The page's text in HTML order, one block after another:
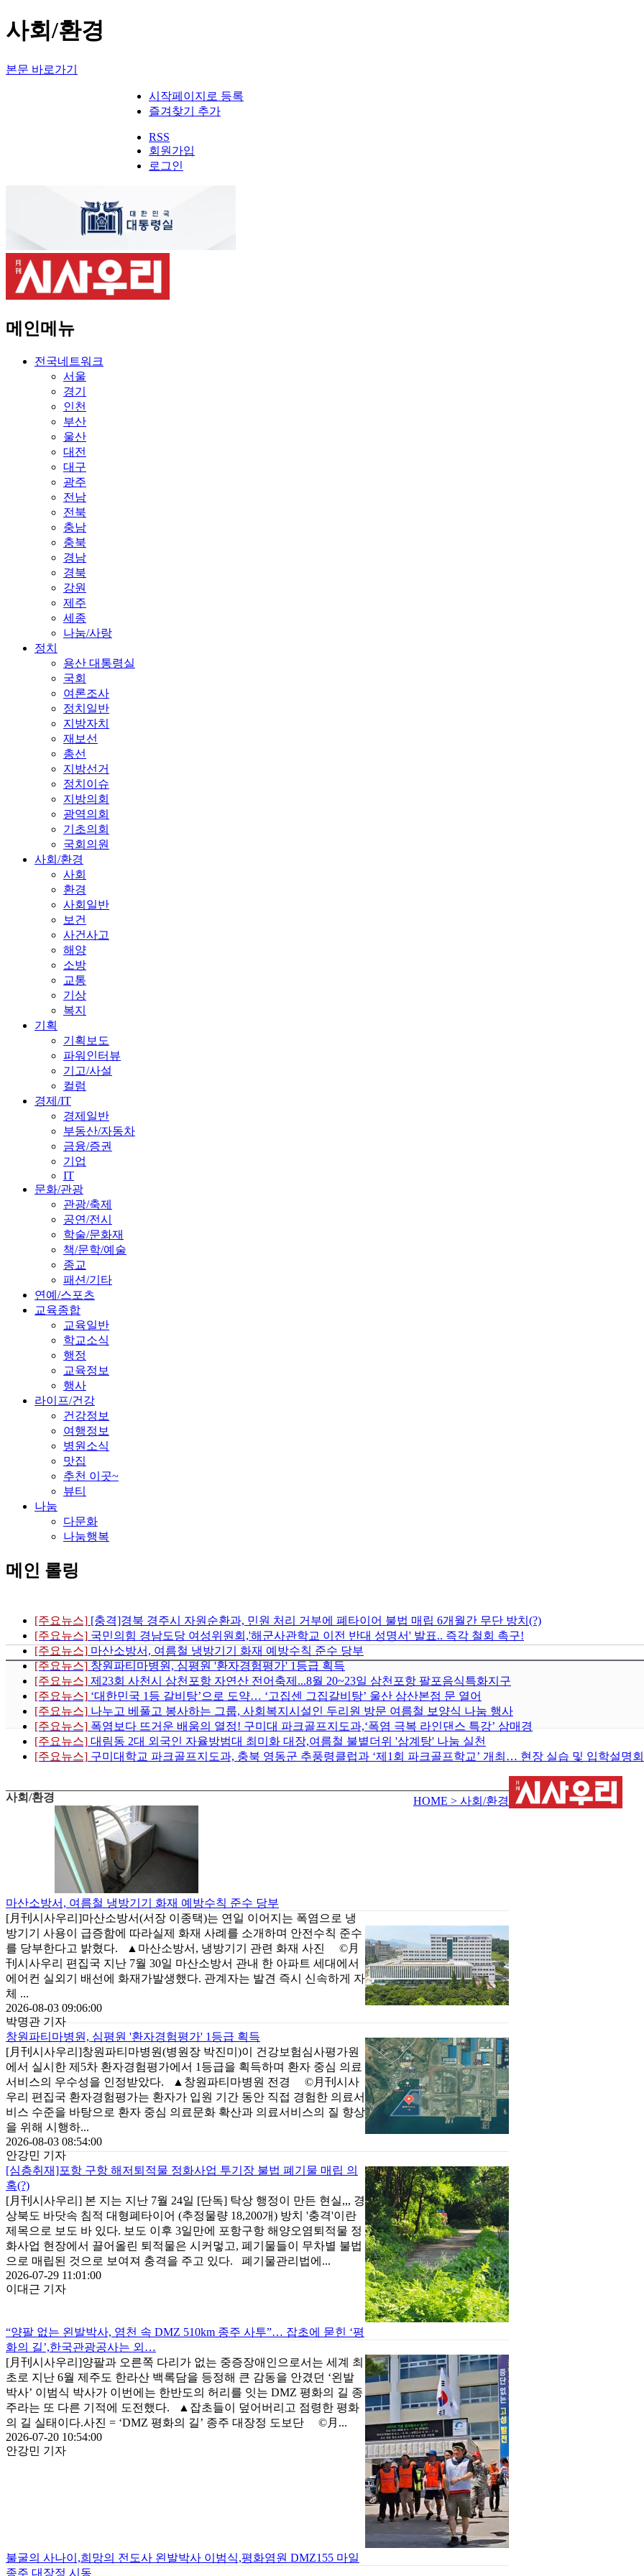
사회/환경
본문 바로가기
시작페이지로 등록
즐겨찾기 추가
RSS
회원가입
로그인
메인메뉴
전국네트워크
서울
경기
인천
부산
울산
대전
대구
광주
전남
전북
충남
충북
경남
경북
강원
제주
세종
나눔/사랑
정치
용산 대통령실
국회
여론조사
정치일반
지방자치
재보선
총선
지방선거
정치이슈
지방의회
광역의회
기초의회
국회의원
사회/환경
사회
환경
사회일반
보건
사건사고
해양
소방
교통
기상
복지
기획
기획보도
파워인터뷰
기고/사설
컬럼
경제/IT
경제일반
부동산/자동차
금융/증권
기업
IT
문화/관광
관광/축제
공연/전시
학술/문화재
책/문학/예술
종교
패션/기타
연예/스포츠
교육종합
교육일반
학교소식
행정
교육정보
행사
라이프/건강
건강정보
여행정보
병원소식
맛집
추천 이곳~
뷰티
나눔
다문화
나눔행복
메인 롤링
[주요뉴스] [충격]경북 경주시 자원순환과, 민원 처리 거부에 폐타이어 불법 매립 6개월간 무단 방치(?)
[주요뉴스] 국민의힘 경남도당 여성위원회,'해군사관학교 이전 반대 성명서' 발표.. 즉각 철회 촉구!
[주요뉴스] 마산소방서, 여름철 냉방기기 화재 예방수칙 준수 당부
[주요뉴스] 창원파티마병원, 심평원 '환자경험평가' 1등급 획득
[주요뉴스] 제23회 사천시 삼천포항 자연산 전어축제...8월 20~23일 삼천포항 팔포음식특화지구
[주요뉴스] ‘대한민국 1등 갈비탕’으로 도약… ‘고집센 그집갈비탕’ 울산 삼산본점 문 열어
[주요뉴스] 나누고 베풀고 봉사하는 그룹, 사회복지시설인 두리원 방문 여름철 보양식 나눔 행사
[주요뉴스] 폭염보다 뜨거운 배움의 열정! 구미대 파크골프지도과,‘폭염 극복 라인댄스 특강’ 삼매경
[주요뉴스] 대림동 2대 외국인 자율방범대 최미화 대장,여름철 불볕더위 '삼계탕' 나눔 실천
[주요뉴스] 구미대학교 파크골프지도과, 충북 영동군 추풍령클럽과 ‘제1회 파크골프학교’ 개최… 현장 실습 및 입학설명
사회/환경 HOME > 사회/환경
마산소방서, 여름철 냉방기기 화재 예방수칙 준수 당부
[月刊시사우리]마산소방서(서장 이종택)는 연일 이어지는 폭염으로 냉
방기기 사용이 급증함에 따라실제 화재 사례를 소개하며 안전수칙 준수
를 당부한다고 밝혔다. ▲마산소방서, 냉방기기 관련 화재 사진 ©月
刊시사우리 편집국 지난 7월 30일 마산소방서 관내 한 아파트 세대에서
에어컨 실외기 배선에 화재가발생했다. 관계자는 발견 즉시 신속하게 자
체 ...
2026-08-03 09:06:00
박명관 기자
창원파티마병원, 심평원 '환자경험평가' 1등급 획득
[月刊시사우리]창원파티마병원(병원장 박진미)이 건강보험심사평가원
에서 실시한 제5차 환자경험평가에서 1등급을 획득하며 환자 중심 의료
서비스의 우수성을 인정받았다. ▲창원파티마병원 전경 ©月刊시사
우리 편집국 환자경험평가는 환자가 입원 기간 동안 직접 경험한 의료서
비스 수준을 바탕으로 환자 중심 의료문화 확산과 의료서비스의 질 향상
을 위해 시행하...
2026-08-03 08:54:00
안강민 기자
[심층취재]포항 구항 해저퇴적물 정화사업 투기장 불법 폐기물 매립 의
혹(?)
[月刊시사우리] 본 지는 지난 7월 24일 [단독] 탁상 행정이 만든 현실,,, 경
상북도 바닷속 침적 대형폐타이어 (추정물량 18,200개) 방치 '충격'이란
제목으로 보도 바 있다. 보도 이후 3일만에 포항구항 해양오염퇴적물 정
화사업 현장에서 끌어올린 퇴적물은 시커멓고, 폐기물들이 무차별 불법
으로 매립된 것으로 보여져 충격을 주고 있다. 폐기물관리법에...
2026-07-29 11:01:00
이대근 기자
“양팔 없는 왼발박사, 염천 속 DMZ 510km 종주 사투”… 잡초에 묻힌 ‘평
화의 길’,한국관광공사는 외…
[月刊시사우리]양팔과 오른쪽 다리가 없는 중증장애인으로서는 세계 최
초로 지난 6월 제주도 한라산 백록담을 등정해 큰 감동을 안겼던 ‘왼발
박사’ 이범식 박사가 이번에는 한반도의 허리를 잇는 DMZ 평화의 길 종
주라는 또 다른 기적에 도전했다. ▲잡초들이 덮어버리고 점령한 평화
의 길 실태이다.사진 = ‘DMZ 평화의 길’ 종주 대장정 도보단 ©月...
2026-07-20 10:54:00
안강민 기자
불굴의 사나이,희망의 전도사 왼발박사 이범식,평화염원 DMZ155 마일
종주 대장정 시동